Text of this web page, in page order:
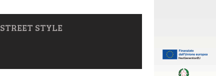
STREET STYLE